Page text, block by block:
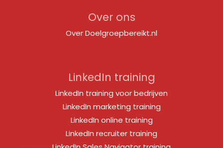
Over ons
Over Doelgroepbereikt.nl
LinkedIn training
LinkedIn training voor bedrijven
LinkedIn marketing training
LinkedIn online training
LinkedIn recruiter training